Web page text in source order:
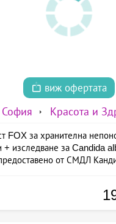
виж офертата
София Красота и
FOX за хранителна
+ изследване за Candida
от СМДЛ